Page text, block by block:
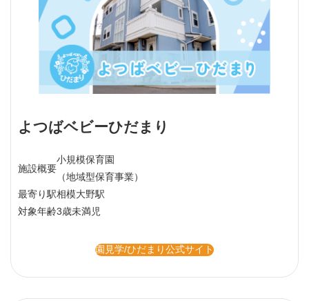
よつばベビーひだまり
施設概要
小規模保育園
（地域型保育事業）
最寄り駅相模大野駅
対象年齢3歳未満児
園見学/ひだまり公式サイト